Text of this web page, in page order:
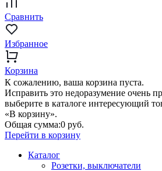
Сравнить
Избранное
Корзина
К сожалению, ваша корзина пуста.
Исправить это недоразумение очень
выберите в каталоге интересующий
«В корзину».
Общая сумма:0 руб.
Перейти в корзину
Каталог
Розетки, выключатели